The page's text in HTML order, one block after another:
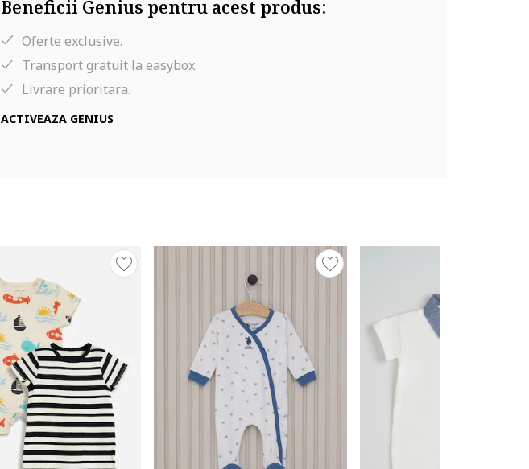
Beneficii Genius pentru acest produs:
Oferte exclusive.
Transport gratuit la easybox.
Livrare prioritara.
ACTIVEAZA GENIUS